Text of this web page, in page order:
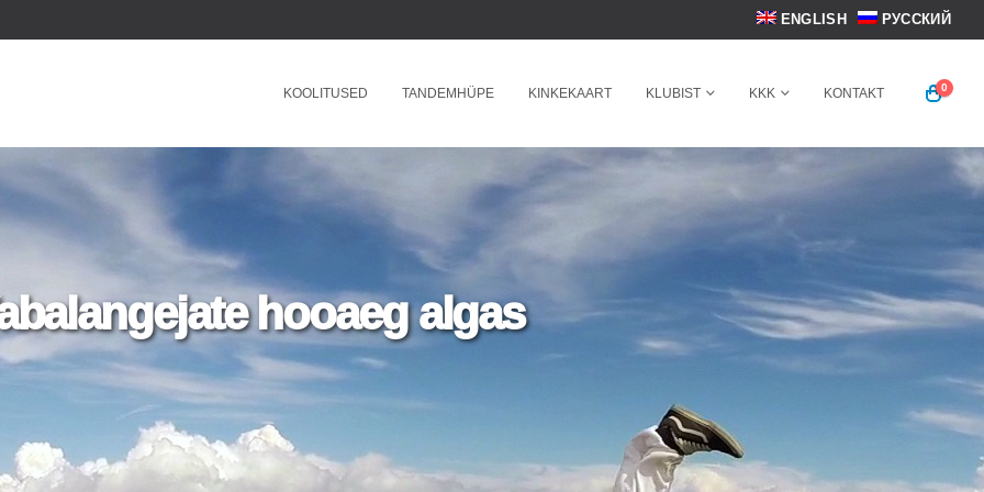
ENGLISH РУССКИЙ
KOOLITUSED TANDEMHÜPE KINKEKAART KLUBIST KKK KONTAKT 0
hooaeg algas